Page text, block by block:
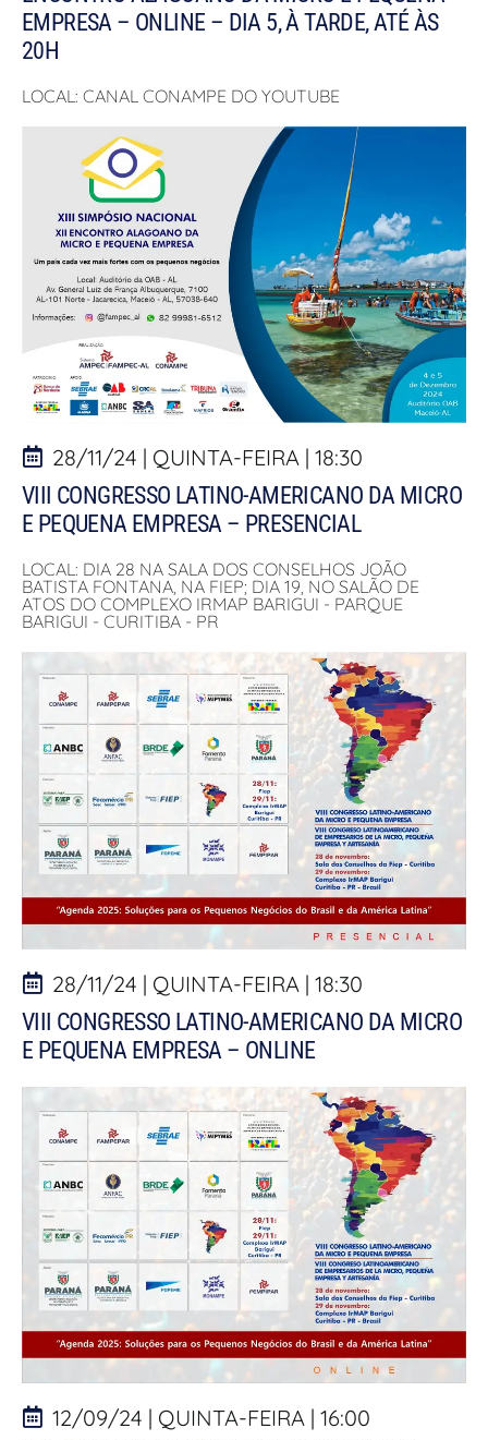
EMPRESA – ONLINE – DIA 5, À TARDE, ATÉ ÀS
20H
LOCAL: CANAL CONAMPE DO YOUTUBE
28/11/24 | QUINTA-FEIRA | 18:30
VIII CONGRESSO LATINO-AMERICANO DA MICRO
E PEQUENA EMPRESA – PRESENCIAL
LOCAL: DIA 28 NA SALA DOS CONSELHOS JOÃO
BATISTA FONTANA, NA FIEP; DIA 19, NO SALÃO DE
ATOS DO COMPLEXO IRMAP BARIGUI - PARQUE
BARIGUI - CURITIBA - PR
28/11/24 | QUINTA-FEIRA | 18:30
VIII CONGRESSO LATINO-AMERICANO DA MICRO
E PEQUENA EMPRESA – ONLINE
12/09/24 | QUINTA-FEIRA | 16:00